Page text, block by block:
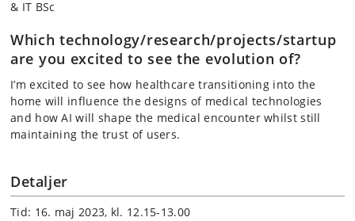
& IT BSc
Which technology/research/projects/startup
are you excited to see the evolution of?
I’m excited to see how healthcare transitioning into the
home will influence the designs of medical technologies
and how AI will shape the medical encounter whilst still
maintaining the trust of users.
Detaljer
Tid: 16. maj 2023, kl. 12.15-13.00